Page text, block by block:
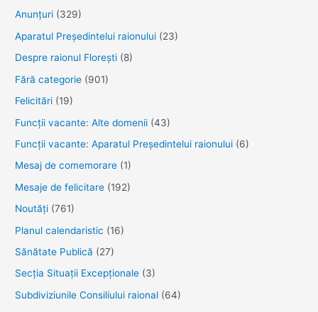
pentru
anii
2024-
ți
povestea
vieții!
Hai
pornim
dialogul”
Anunţuri (329)
Aparatul Preşedintelui raionului (23)
Despre raionul Floreşti (8)
Fără categorie (901)
Felicitări (19)
Funcţii vacante: Alte domenii (43)
Funcții vacante: Aparatul Președintelui raionului (6)
Mesaj de comemorare (1)
Mesaje de felicitare (192)
Noutăţi (761)
Planul calendaristic (16)
Sănătate Publică (27)
Secția Situații Excepționale (3)
Subdiviziunile Consiliului raional (64)